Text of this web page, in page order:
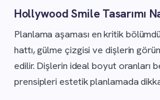
Hollywood Smile Tasarımı
Planlama aşaması en kritik
hattı, gülme çizgisi ve dişlerin
edilir. Dişlerin ideal boyut oranları
prensipleri estetik planlamada